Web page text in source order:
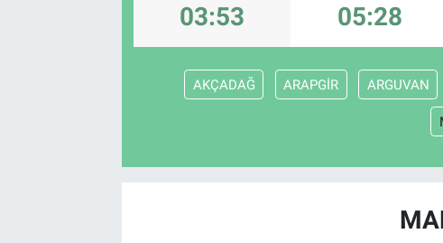
03:53 05:28
AKÇADAĞ ARAPGİR ARGUVAN